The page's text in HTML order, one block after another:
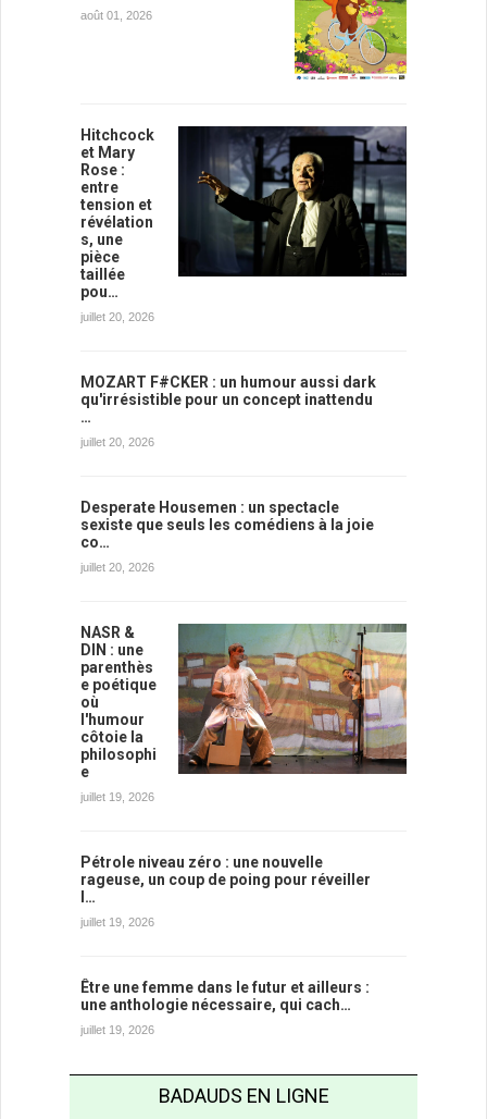
août 01, 2026
Hitchcock
et Mary
Rose :
entre
tension et
révélation
s, une
pièce
taillée
pou…
juillet 20, 2026
MOZART F#CKER : un humour aussi dark
qu'irrésistible pour un concept inattendu
…
juillet 20, 2026
Desperate Housemen : un spectacle
sexiste que seuls les comédiens à la joie
co…
juillet 20, 2026
NASR &
DIN : une
parenthès
e poétique
où
l'humour
côtoie la
philosophi
e
juillet 19, 2026
Pétrole niveau zéro : une nouvelle
rageuse, un coup de poing pour réveiller
l…
juillet 19, 2026
Être une femme dans le futur et ailleurs :
une anthologie nécessaire, qui cach…
juillet 19, 2026
BADAUDS EN LIGNE